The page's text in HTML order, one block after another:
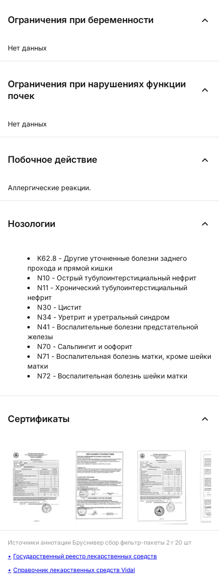
Ограничения при беременности
Нет данных
Ограничения при нарушениях функции
почек
Нет данных
Побочное действие
Аллергические реакции.
Нозологии
K62.8 - Другие уточненные болезни заднего
прохода и прямой кишки
N10 - Острый тубулоинтерстициальный нефрит
N11 - Хронический тубулоинтерстициальный
нефрит
N30 - Цистит
N34 - Уретрит и уретральный синдром
N41 - Воспалительные болезни предстательной
железы
N70 - Сальпингит и оофорит
N71 - Воспалительная болезнь матки, кроме шейки
матки
N72 - Воспалительная болезнь шейки матки
Сертификаты
Источники аннотации Бруснивер сбор фильтр-пакеты 2 г 20 шт
Государственный реестр лекарственных средств
Справочник лекарственных средств Vidal